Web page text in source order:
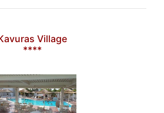
Village
****